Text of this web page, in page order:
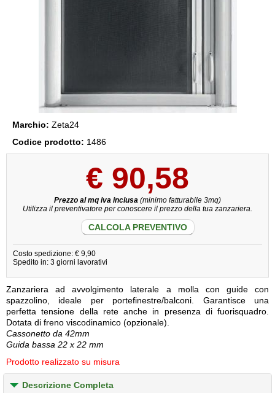
Marchio: Zeta24
Codice prodotto: 1486
€ 90,58
Prezzo al mq iva inclusa (minimo fatturabile 3mq)
Utilizza il preventivatore per conoscere il prezzo della tua zanzariera.
CALCOLA PREVENTIVO
Costo spedizione: € 9,90
Spedito in: 3 giorni lavorativi
Zanzariera ad avvolgimento laterale a molla con guide con
spazzolino, ideale per portefinestre/balconi. Garantisce una
perfetta tensione della rete anche in presenza di fuorisquadro.
Dotata di freno viscodinamico (opzionale).
Cassonetto da 42mm
Guida bassa 22 x 22 mm
Prodotto realizzato su misura
Descrizione Completa